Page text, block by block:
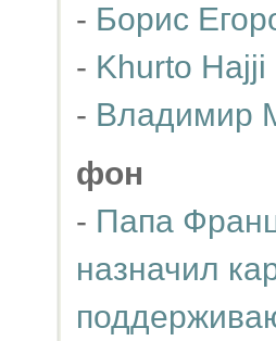
- Борис
- Khurto Hajji
- Владимир
фон
- Папа
назначил